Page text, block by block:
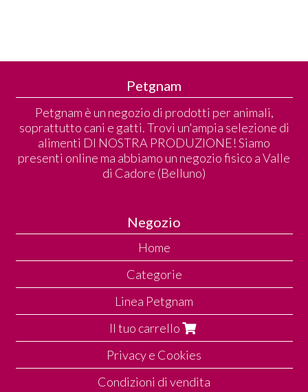
Petgnam
Petgnam è un negozio di prodotti per animali,
soprattutto cani e gatti. Trovi un'ampia selezione di
alimenti DI NOSTRA PRODUZIONE! Siamo
presenti online ma abbiamo un negozio fisico a Valle
di Cadore (Belluno)
Negozio
Home
Categorie
Linea Petgnam
Il tuo carrello
Privacy e Cookies
Condizioni di vendita